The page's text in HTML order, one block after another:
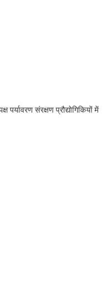
संरक्षण प्रौद्योगिकियों में